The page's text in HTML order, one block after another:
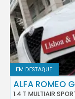
EM DESTAQUE
ALFA ROMEO
1.4 T MULTIAIR